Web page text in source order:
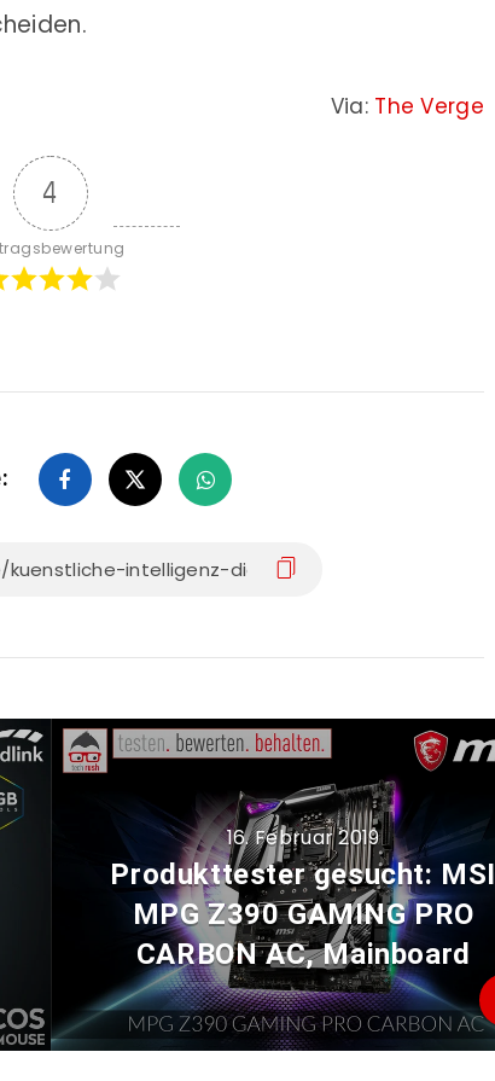
Via: The Verge
4
16. Februar 2019
Produkttester gesucht: MSI
MPG Z390 GAMING PRO
CARBON AC, Mainboard